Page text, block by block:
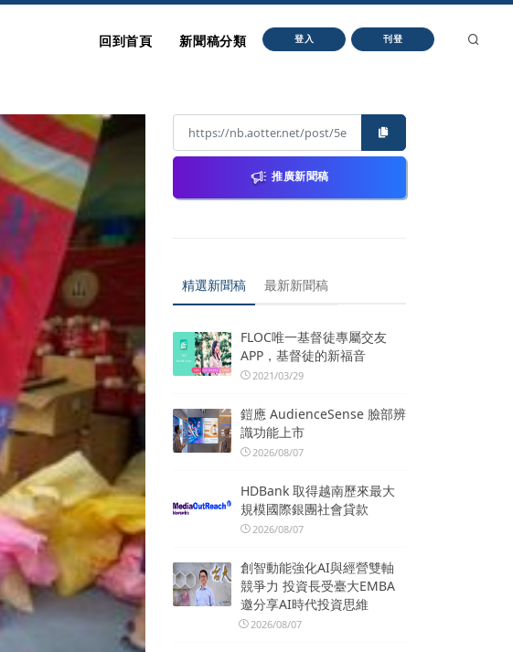
回到首頁 新聞稿分類 登入 刊登
推廣新聞稿
精選新聞稿 最新新聞稿
FLOC唯一基督徒專屬交友
APP，基督徒的新福音
2021/03/29
鎧應 AudienceSense 臉部辨
識功能上市
2026/08/07
HDBank 取得越南歷來最大
規模國際銀團社會貸款
2026/08/07
創智動能強化AI與經營雙軸
競爭力 投資長受臺大EMBA
邀分享AI時代投資思維
2026/08/07